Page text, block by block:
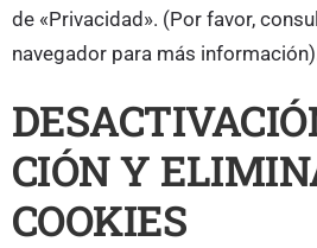
de «Privacidad». (Por favor,
navegador para más
CIÓN Y
COOKIES